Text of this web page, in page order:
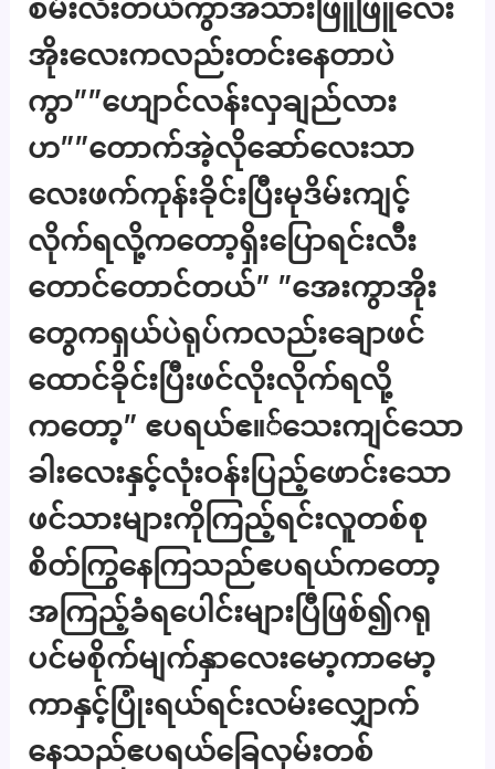
စမ်းလီးတယ်ကွာအသားဖြူဖြူလေး
အိုးလေးကလည်းတင်းနေတာပဲ
ကွာ””ဟျောင်လန်းလှချည်လား
ဟ””တောက်အဲ့လိုဆော်လေးသာ
လေးဖက်ကုန်းခိုင်းပြီးမုဒိမ်းကျင့်
လိုက်ရလို့ကတော့ရှိးပြောရင်းလီး
တောင်တောင်တယ်” ”အေးကွာအိုး
တွေကရှယ်ပဲရုပ်ကလည်းချောဖင်
ထောင်ခိုင်းပြီးဖင်လိုးလိုက်ရလို့
ကတော့” ဧပရယ်ဧ။်သေးကျင်သော
ခါးလေးနှင့်လုံးဝန်းပြည့်ဖောင်းသော
ဖင်သားများကိုကြည့်ရင်းလူတစ်စု
စိတ်ကြွနေကြသည်ဧပရယ်ကတော့
အကြည့်ခံရပေါင်းများပြီဖြစ်၍ဂရု
ပင်မစိုက်မျက်နှာလေးမော့ကာမော့
ကာနှင့်ပြုံးရယ်ရင်းလမ်းလျှောက်
နေသည်ဧပရယ်ခြေလှမ်းတစ်